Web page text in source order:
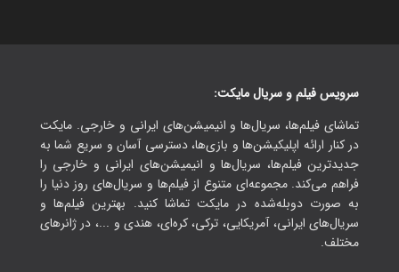
سرویس فیلم و سریال مایکت:
تماشای فیلم‌ها، سریال‌ها و انیمیشن‌های ایرانی و خارجی. مایکت
در کنار ارائه اپلیکیشن‌ها و بازی‌ها، دسترسی آسان و سریع شما به
جدیدترین فیلم‌ها، سریال‌ها و انیمیشن‌های ایرانی و خارجی را
فراهم می‌کند. مجموعه‌ای متنوع از فیلم‌ها و سریال‌های روز دنیا را
به صورت دوبله‌شده در مایکت تماشا کنید. بهترین فیلم‌ها و
سریال‌های ایرانی، آمریکایی، ترکی، کره‌ای، هندی و ...، در ژانرهای
مختلف.